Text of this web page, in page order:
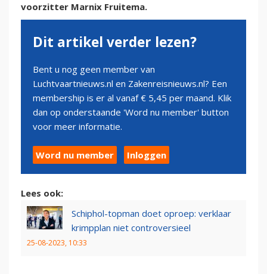
voorzitter Marnix Fruitema.
Dit artikel verder lezen?
Bent u nog geen member van
Luchtvaartnieuws.nl en Zakenreisnieuws.nl? Een
membership is er al vanaf € 5,45 per maand. Klik
dan op onderstaande 'Word nu member' button
voor meer informatie.
Word nu member Inloggen
Lees ook:
Schiphol-topman doet oproep: verklaar
krimpplan niet controversieel
25-08-2023, 10:33